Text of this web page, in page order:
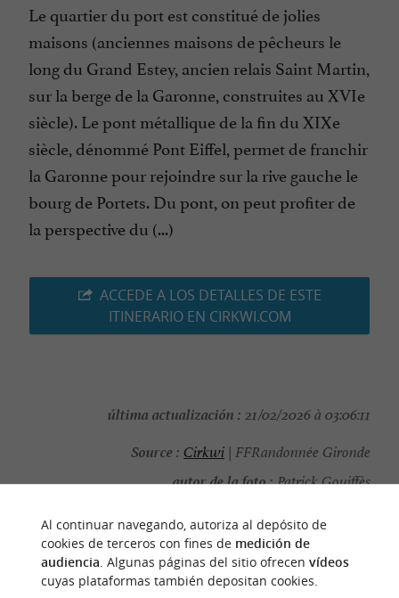
Le quartier du port est constitué de jolies
maisons (anciennes maisons de pêcheurs le
long du Grand Estey, ancien relais Saint Martin,
sur la berge de la Garonne, construites au XVIe
siècle). Le pont métallique de la fin du XIXe
siècle, dénommé Pont Eiffel, permet de franchir
la Garonne pour rejoindre sur la rive gauche le
bourg de Portets. Du pont, on peut profiter de
la perspective du (...)
ACCEDE A LOS DETALLES DE ESTE
ITINERARIO EN CIRKWI.COM
última actualización : 21/02/2026 à 03:06:11
Source : Cirkwi | FFRandonnée Gironde
autor de la foto :Patrick Gouiffès
PARA DESCUBRIRALREDEDOR
Al continuar navegando, autoriza al depósito de
cookies de terceros con fines de medición de
audiencia. Algunas páginas del sitio ofrecen vídeos
cuyas plataformas también depositan cookies.